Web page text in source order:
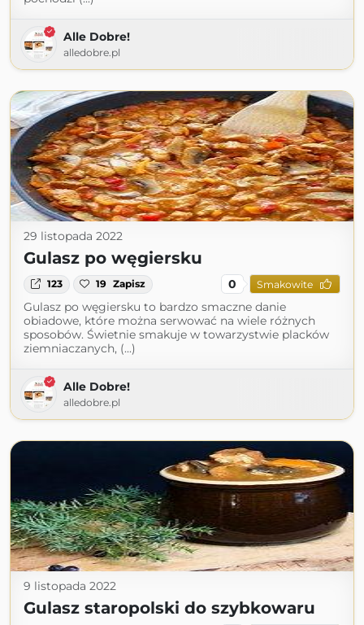
Alle Dobre!
alledobre.pl
29 listopada 2022
Gulasz po węgiersku
123 19 Zapisz 0 Smakowite
Gulasz po węgiersku to bardzo smaczne danie
obiadowe, które można serwować na wiele różnych
sposobów. Świetnie smakuje w towarzystwie placków
ziemniaczanych, (...)
Alle Dobre!
alledobre.pl
9 listopada 2022
Gulasz staropolski do szybkowaru